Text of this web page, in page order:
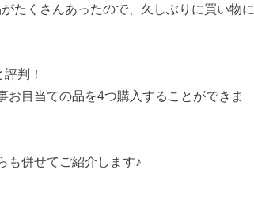
たくさんあったので、久しぶりに買い物に
判！
目当ての品を4つ購入することができま
も併せてご紹介します♪